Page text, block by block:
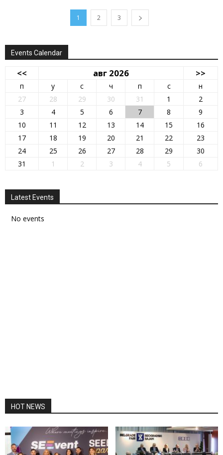
1 2 3
Events Calendar
<< авг 2026 >>
п у с ч п с
н
27
28 29 30 31 1
2
3
4 5 6 7 8
9
10
11 12 13 14 15
16
17
18 19 20 21 22
23
24
25 26 27 28 29
30
31
1 2 3 4 5 6
Latest Events
No events
HOT NEWS